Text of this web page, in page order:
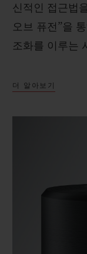
신적인 접근법
오브 퓨전”을
조화를 이루는
더 알아보기